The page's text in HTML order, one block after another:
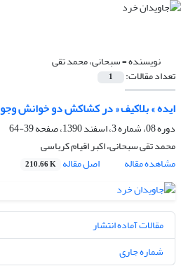
نویسنده =سبحانی، محمد تقی
تعداد مقالات: 1
ایده » بلاکیف « در کشاکش دو خوانش
دوره 08، شماره 3، اسفند 1390، صفحه
39-64
محمد تقی سبحانی، اکبر اقیام کرباسی
مشاهده مقاله
اصل مقاله 210.66 K
مقالات آماده انتشار
شماره جاری